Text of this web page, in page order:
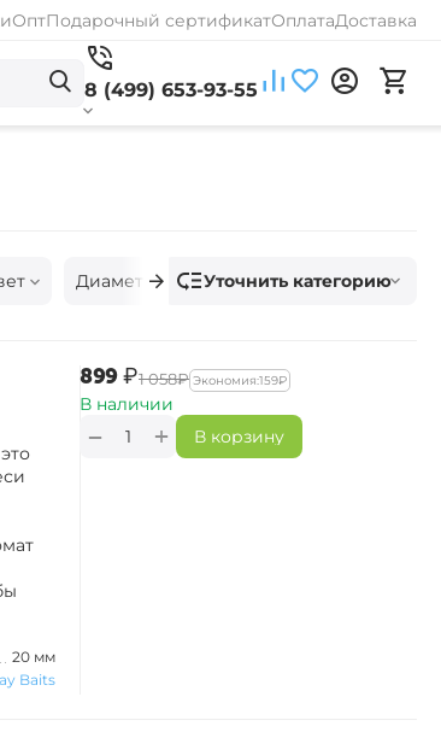
ОптПодарочный сертификатОплатаДоставка
8 (499) 653-93-55
Диаметр пеллетса Объём
Уточнить категорию
20 мм
Baits
‍899‍₽‍1 058‍₽ Экономия:‍159‍₽
В наличии
+
− В корзину